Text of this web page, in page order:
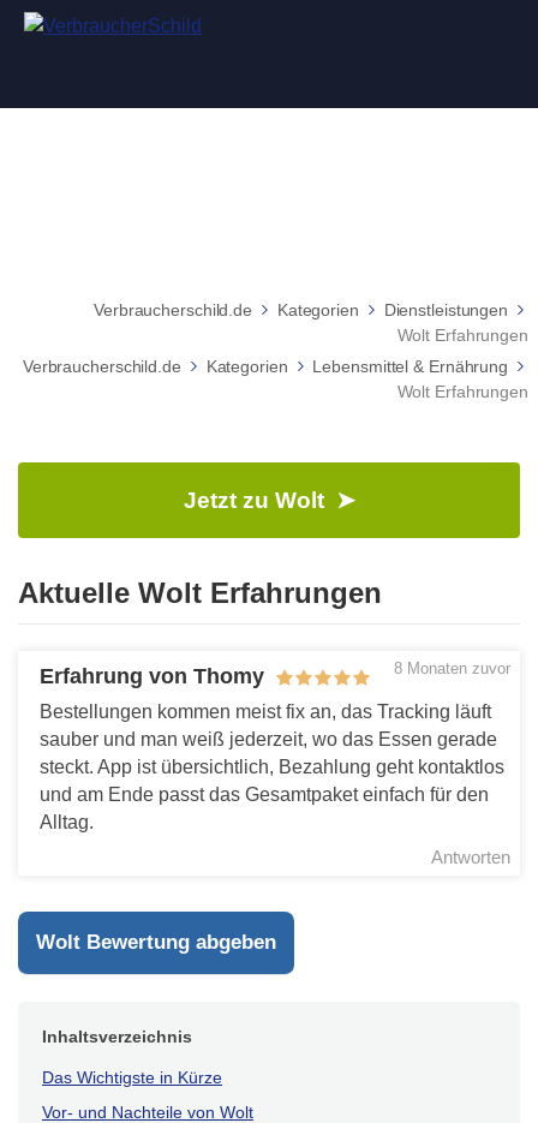
Verbraucherschild.de Kategorien
Dienstleistungen
Wolt Erfahrungen
Verbraucherschild.de
Kategorien
Lebensmittel & Ernährung
Wolt Erfahrungen
Jetzt zu Wolt ➤
Aktuelle Wolt Erfahrungen
Erfahrung von Thomy 8 Monaten zuvor
Bestellungen kommen meist fix an, das Tracking läuft
sauber und man weiß jederzeit, wo das Essen gerade
steckt. App ist übersichtlich, Bezahlung geht kontaktlos
und am Ende passt das Gesamtpaket einfach für den
Alltag.
Antworten
Wolt Bewertung abgeben
Inhaltsverzeichnis
Das Wichtigste in Kürze
Vor- und Nachteile von Wolt